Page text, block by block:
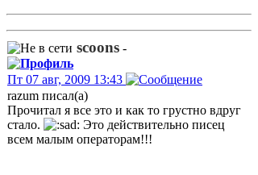
scoons -
Пт 07 авг, 2009 13:43
razum писал(а)
Прочитал я все это и как то грустно вдруг
стало.
Это действительно писец
всем малым операторам!!!